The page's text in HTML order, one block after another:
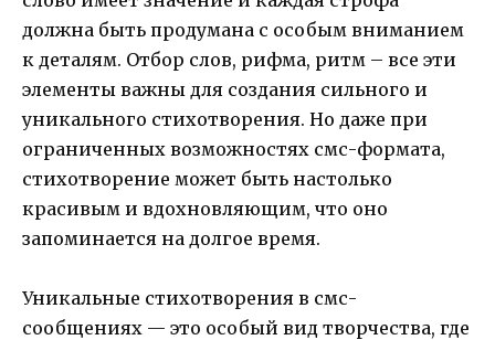
должна быть продумана с особым вниманием
к деталям. Отбор слов, рифма, ритм – все эти
элементы важны для создания сильного и
уникального стихотворения. Но даже при
ограниченных возможностях смс-формата,
стихотворение может быть настолько
красивым и вдохновляющим, что оно
запоминается на долгое время.
Уникальные стихотворения в смс-
сообщениях — это особый вид творчества, где